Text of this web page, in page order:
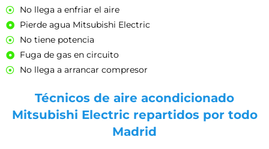
No llega a enfriar el aire
Pierde agua Mitsubishi Electric
No tiene potencia
Fuga de gas en circuito
No llega a arrancar compresor
Técnicos de aire acondicionado
Mitsubishi Electric repartidos por todo
Madrid